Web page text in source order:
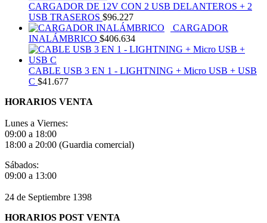
CARGADOR DE 12V CON 2 USB DELANTEROS + 2
USB TRASEROS $96.227
CARGADOR
INALÁMBRICO $406.634
CABLE USB 3 EN 1 - LIGHTNING + Micro USB + USB
C $41.677
HORARIOS VENTA
Lunes a Viernes:
09:00 a 18:00
18:00 a 20:00 (Guardia comercial)
Sábados:
09:00 a 13:00
24 de Septiembre 1398
HORARIOS POST VENTA